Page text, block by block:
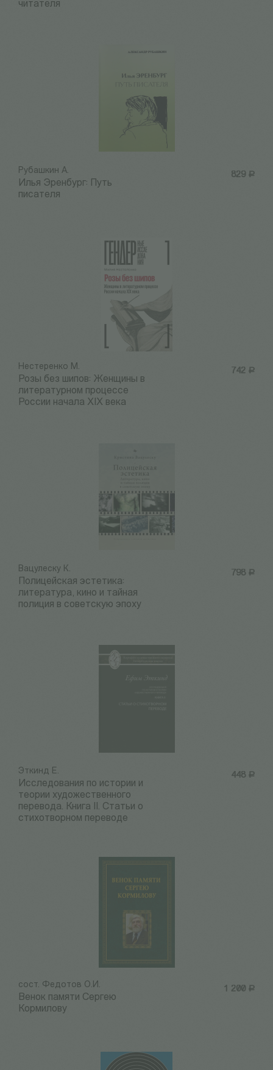
читателя
829 Р
Рубашкин А.
Илья Эренбург: Путь
писателя
742 Р
Нестеренко М.
Розы без шипов: Женщины в
литературном процессе
России начала XIX века
798 Р
Вацулеску К.
Полицейская эстетика:
литература, кино и тайная
полиция в советскую эпоху
448 Р
Эткинд Е.
Исследования по истории и
теории художественного
перевода. Книга II. Статьи о
стихотворном переводе
1 200 Р
сост. Федотов О.И.
Венок памяти Сергею
Кормилову